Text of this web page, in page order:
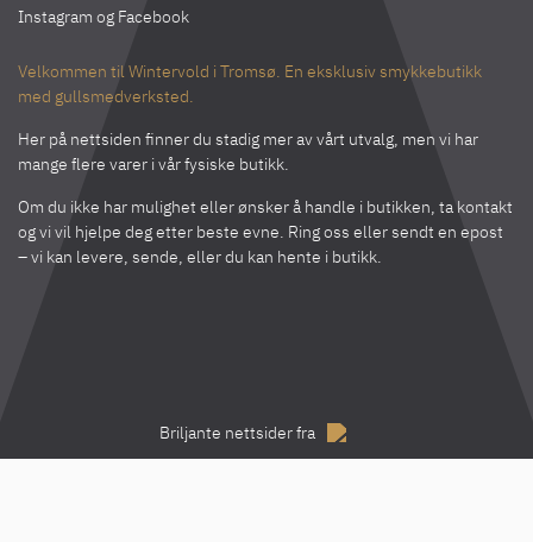
Instagram og Facebook
Velkommen til Wintervold i Tromsø. En eksklusiv smykkebutikk
med gullsmedverksted.
Her på nettsiden finner du stadig mer av vårt utvalg, men vi har
mange flere varer i vår fysiske butikk.
Om du ikke har mulighet eller ønsker å handle i butikken, ta kontakt
og vi vil hjelpe deg etter beste evne. Ring oss eller sendt en epost
– vi kan levere, sende, eller du kan hente i butikk.
Briljante nettsider fra